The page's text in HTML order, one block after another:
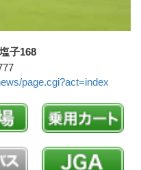
子168
page.cgi?act=index